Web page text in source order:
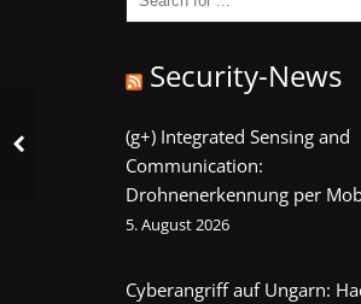
Security-News
(g+) Integrated Sensing and
Communication:
Drohnenerkennung per
5. August 2026
Cyberangriff auf Ungarn: